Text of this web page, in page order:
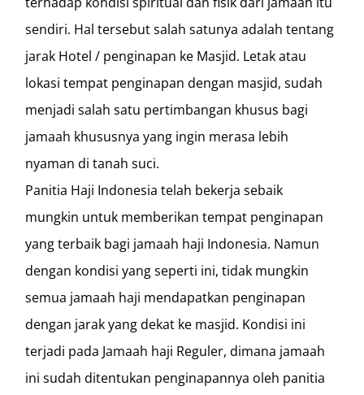
sendiri. Hal tersebut salah satunya adalah tentang
jarak Hotel / penginapan ke Masjid. Letak atau
lokasi tempat penginapan dengan masjid, sudah
menjadi salah satu pertimbangan khusus bagi
jamaah khususnya yang ingin merasa lebih
nyaman di tanah suci.
Panitia Haji Indonesia telah bekerja sebaik
mungkin untuk memberikan tempat penginapan
yang terbaik bagi jamaah haji Indonesia. Namun
dengan kondisi yang seperti ini, tidak mungkin
semua jamaah haji mendapatkan penginapan
dengan jarak yang dekat ke masjid. Kondisi ini
terjadi pada Jamaah haji Reguler, dimana jamaah
ini sudah ditentukan penginapannya oleh panitia